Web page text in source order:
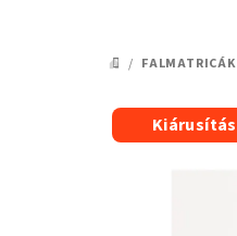
KEZDŐLAP
/ FALMATRICÁK
Kiárusítás